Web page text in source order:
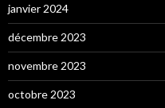
janvier 2024
décembre 2023
novembre 2023
octobre 2023